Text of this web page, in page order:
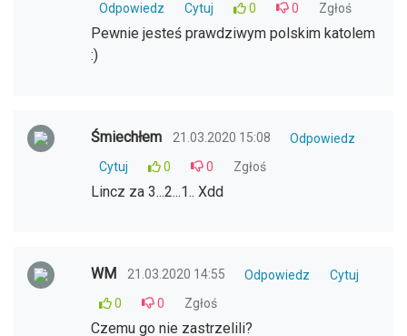
Odpowiedz Cytuj 0 0 Zgłoś
Pewnie jesteś prawdziwym polskim katolem
:)
Śmiechłem 21.03.2020 15:08
Odpowiedz
Cytuj
0 0 Zgłoś
Lincz za 3...2...1.. Xdd
WM 21.03.2020 14:55 Odpowiedz
Cytuj
0
0 Zgłoś
Czemu go nie zastrzelili?